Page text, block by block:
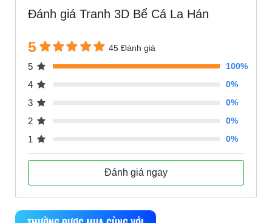
Đánh giá Tranh 3D Bể Cá La Hán
5 45 Đánh giá
5 100%
4 0%
3 0%
2 0%
1 0%
Đánh giá ngay